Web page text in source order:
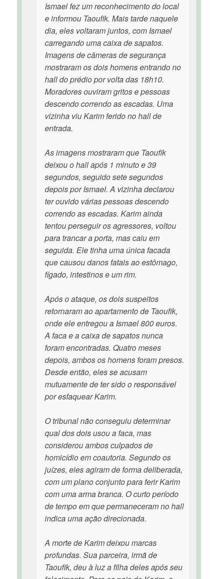
Ismael fez um reconhecimento do local
e informou Taoufik. Mais tarde naquele
dia, eles voltaram juntos, com Ismael
carregando uma caixa de sapatos.
Imagens de câmeras de segurança
mostraram os dois homens entrando no
hall do prédio por volta das 18h10.
Moradores ouviram gritos e pessoas
descendo correndo as escadas. Uma
vizinha viu Karim ferido no hall de
entrada.
As imagens mostraram que Taoufik
deixou o hall após 1 minuto e 39
segundos, seguido sete segundos
depois por Ismael. A vizinha declarou
ter ouvido várias pessoas descendo
correndo as escadas. Karim ainda
tentou perseguir os agressores, voltou
para trancar a porta, mas caiu em
seguida. Ele tinha uma única facada
que causou danos fatais ao estômago,
fígado, intestinos e um rim.
Após o ataque, os dois suspeitos
retornaram ao apartamento de Taoufik,
onde ele entregou a Ismael 800 euros.
A faca e a caixa de sapatos nunca
foram encontradas. Quatro meses
depois, ambos os homens foram presos.
Desde então, eles se acusam
mutuamente de ter sido o responsável
por esfaquear Karim.
O tribunal não conseguiu determinar
qual dos dois usou a faca, mas
considerou ambos culpados de
homicídio em coautoria. Segundo os
juízes, eles agiram de forma deliberada,
com um plano conjunto para ferir Karim
com uma arma branca. O curto período
de tempo em que permaneceram no hall
indica uma ação direcionada.
A morte de Karim deixou marcas
profundas. Sua parceira, irmã de
Taoufik, deu à luz a filha deles após seu